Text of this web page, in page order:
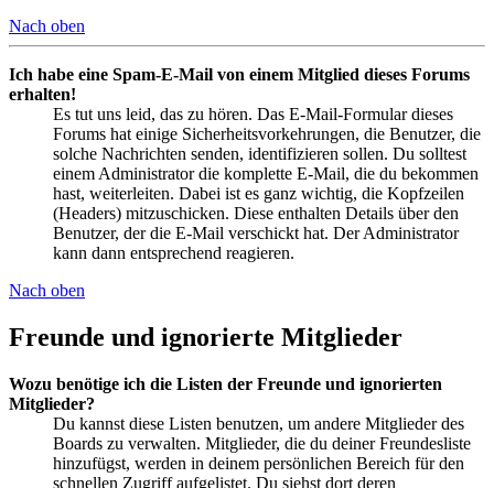
Nach oben
Ich habe eine Spam-E-Mail von einem Mitglied dieses Forums
erhalten!
Es tut uns leid, das zu hören. Das E-Mail-Formular dieses
Forums hat einige Sicherheitsvorkehrungen, die Benutzer, die
solche Nachrichten senden, identifizieren sollen. Du solltest
einem Administrator die komplette E-Mail, die du bekommen
hast, weiterleiten. Dabei ist es ganz wichtig, die Kopfzeilen
(Headers) mitzuschicken. Diese enthalten Details über den
Benutzer, der die E-Mail verschickt hat. Der Administrator
kann dann entsprechend reagieren.
Nach oben
Freunde und ignorierte Mitglieder
Wozu benötige ich die Listen der Freunde und ignorierten
Mitglieder?
Du kannst diese Listen benutzen, um andere Mitglieder des
Boards zu verwalten. Mitglieder, die du deiner Freundesliste
hinzufügst, werden in deinem persönlichen Bereich für den
schnellen Zugriff aufgelistet. Du siehst dort deren